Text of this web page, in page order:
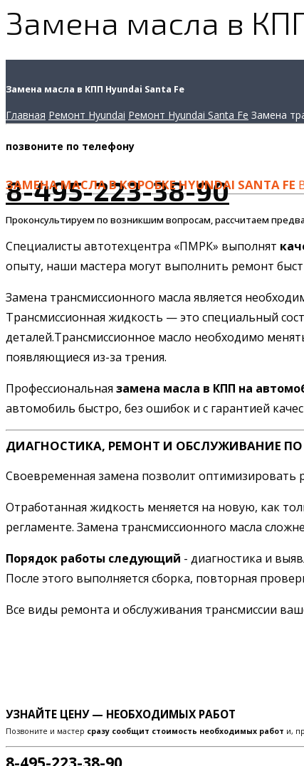
Замена масла в
Замена масла в КПП Hyundai Santa Fe
Главная Ремонт Hyundai Ремонт Hyundai Santa Fe Замена
позвоните по телефону
8-495-223-38-90
Проконсультируем по возникшим вопросам, рассчитаем
ЗАМЕНА МАСЛА В КОРОБКЕ HYUNDAI SANTA FE
Специалисты автотехцентра «ПМРК» выполнят
опыту, наши мастера могут выполнить ремонт
Замена трансмиссионного масла является
Трансмиссионная жидкость — это специальный
деталей.Трансмиссионное масло необходимо
появляющиеся из-за трения.
Профессиональная замена масла в КПП на
автомобиль быстро, без ошибок и с гарантией
ДИАГНОСТИКА, РЕМОНТ И ОБСЛУЖИВАНИЕ
Своевременная замена позволит оптимизировать
Отработанная жидкость меняется на новую, как
регламенте. Замена трансмиссионного масла
Порядок работы следующий - диагностика и
После этого выполняется сборка, повторная
Все виды ремонта и обслуживания трансмиссии
УЗНАЙТЕ ЦЕНУ — НЕОБХОДИМЫХ РАБОТ
Позвоните и мастер сразу сообщит стоимость необходимых работ и,